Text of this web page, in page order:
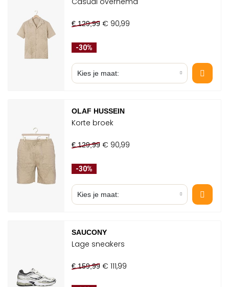
COOKIES
dienst te zijn, gebruiken we cookies
€ 129,99 € 90,99
-30%
Kies je maat:
OLAF HUSSEIN
Korte broek
€ 129,99 € 90,99
-30%
Kies je maat:
SAUCONY
Lage sneakers
€ 159,99 € 111,99